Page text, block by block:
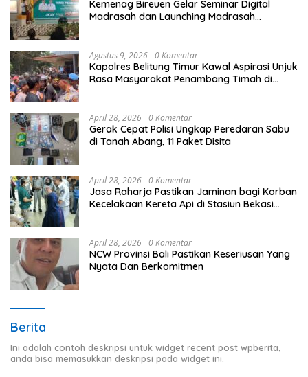
Kemenag Bireuen Gelar Seminar Digital
Madrasah dan Launching Madrasah
Agustus 9, 2026 0 Komentar
Kapolres Belitung Timur Kawal Aspirasi Unjuk
Rasa Masyarakat Penambang Timah di
April 28, 2026 0 Komentar
Gerak Cepat Polisi Ungkap Peredaran Sabu
di Tanah Abang, 11 Paket Disita
April 28, 2026 0 Komentar
Jasa Raharja Pastikan Jaminan bagi Korban
Kecelakaan Kereta Api di Stasiun Bekasi
April 28, 2026 0 Komentar
NCW Provinsi Bali Pastikan Keseriusan Yang
Nyata Dan Berkomitmen
Berita
Ini adalah contoh deskripsi untuk widget recent post wpberita,
anda bisa memasukkan deskripsi pada widget ini.